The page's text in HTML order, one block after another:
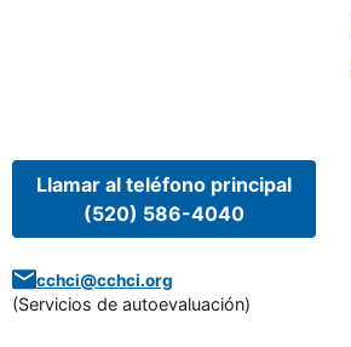
Llamar al teléfono principal
(520) 586-4040
cchci@cchci.org
(Servicios de autoevaluación)